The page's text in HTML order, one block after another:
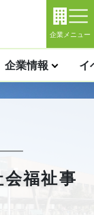
企業メニュー
企業情報 イ
福祉事